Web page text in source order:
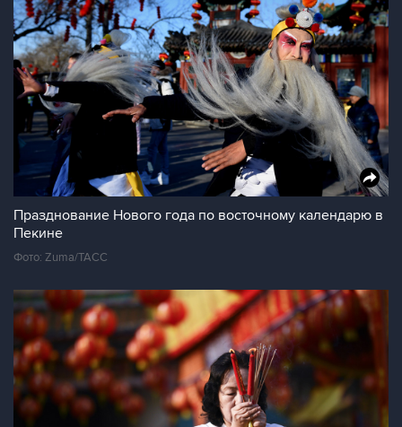
Празднование Нового года по восточному календарю в
Пекине
Фото: Zuma/ТАСС